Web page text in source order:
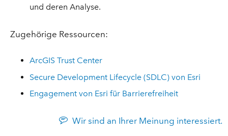
und deren Analyse.
Zugehörige Ressourcen:
ArcGIS Trust Center
Secure Development Lifecycle (SDLC) von Esri
Engagement von Esri für Barrierefreiheit
Wir sind an Ihrer Meinung interessiert.